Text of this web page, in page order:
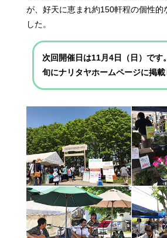
が、 好天に恵まれ約150軒程の個性的
した。
次回開催日は11月4日（日）です。
旬にナリタヤホームページに掲載